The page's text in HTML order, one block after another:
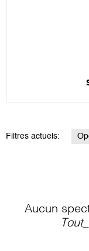
Filtres actuels:
Aucun